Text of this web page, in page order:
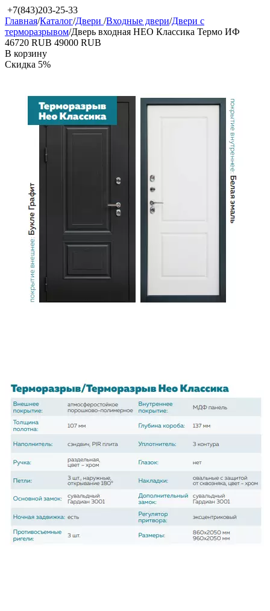
+7(843)203-25-33
Главная/Каталог/Двери /Входные двери/Двери с
терморазрывом/Дверь входная НЕО Классика Термо ИФ
‍46720‍ RUB ‍49000‍ RUB
В корзину
Скидка 5%